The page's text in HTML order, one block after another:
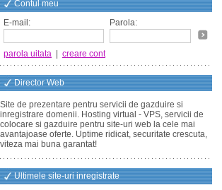
Contul meu
E-mail:
Parola:
parola uitata creare cont
Director Web
Site de prezentare pentru servicii de gazduire si
inregistrare domenii. Hosting virtual - VPS, servicii de
colocare si gazduire pentru site-uri web la cele mai
avantajoase oferte. Uptime ridicat, securitate crescuta,
viteza mai buna garantat!
Ultimele site-uri inregistrate